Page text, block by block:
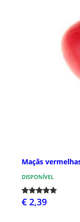
Maçãs
DISPONÍVEL
€ 2,39